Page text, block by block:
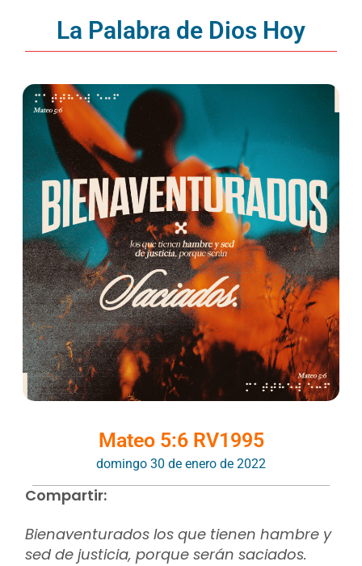
La Palabra de Dios Hoy
Mateo 5:6 RV1995
domingo 30 de enero de 2022
Compartir:
Bienaventurados los que tienen hambre y
sed de justicia, porque serán saciados.